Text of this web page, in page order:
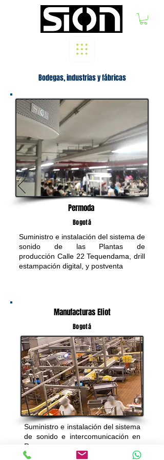
Bodegas, industrias y fábricas
Permoda
Bogotá
Suministro e instalación del sistema de
sonido de las Plantas de
producción Calle 22 Tequendama, drill
estampación digital, y postventa
Manufacturas Eliot
Bogotá
Suministro e instalación del sistema
de sonido e intercomunicación en
Ramas